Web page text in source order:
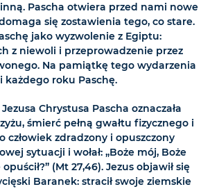
Pascha otwiera przed nami nowe
się zostawienia tego, co stare.
jako wyzwolenie z Egiptu:
z niewoli i przeprowadzenie przez
Na pamiątkę tego wydarzenia
każdego roku Paschę.
Chrystusa Pascha oznaczała
śmierć pełną gwałtu fizycznego i
człowiek zdradzony i opuszczony
sytuacji i wołał: „Boże mój, Boże
(Mt 27,46). Jezus objawił się
Baranek: stracił swoje ziemskie